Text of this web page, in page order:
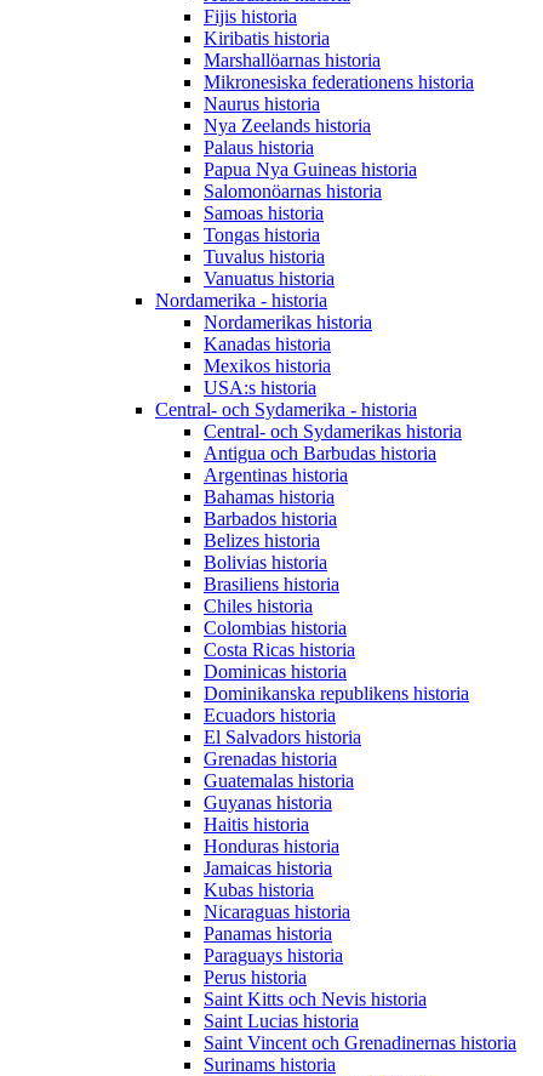
Fijis historia
Kiribatis historia
Marshallöarnas historia
Mikronesiska federationens historia
Naurus historia
Nya Zeelands historia
Palaus historia
Papua Nya Guineas historia
Salomonöarnas historia
Samoas historia
Tongas historia
Tuvalus historia
Vanuatus historia
Nordamerika - historia
Nordamerikas historia
Kanadas historia
Mexikos historia
USA:s historia
Central- och Sydamerika - historia
Central- och Sydamerikas historia
Antigua och Barbudas historia
Argentinas historia
Bahamas historia
Barbados historia
Belizes historia
Bolivias historia
Brasiliens historia
Chiles historia
Colombias historia
Costa Ricas historia
Dominicas historia
Dominikanska republikens historia
Ecuadors historia
El Salvadors historia
Grenadas historia
Guatemalas historia
Guyanas historia
Haitis historia
Honduras historia
Jamaicas historia
Kubas historia
Nicaraguas historia
Panamas historia
Paraguays historia
Perus historia
Saint Kitts och Nevis historia
Saint Lucias historia
Saint Vincent och Grenadinernas historia
Surinams historia